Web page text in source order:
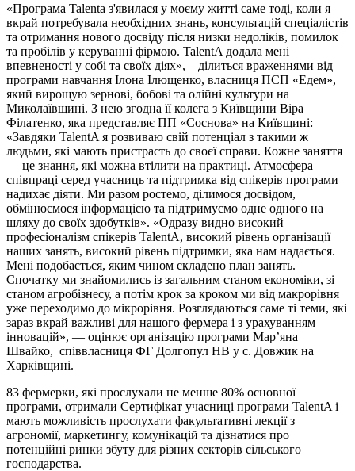
«Програма Talenta з'явилася у моєму житті саме тоді, коли я
вкрай потребувала необхідних знань, консультацій спеціалістів
та отримання нового досвіду після низки недоліків, помилок
та пробілів у керуванні фірмою. TalentA додала мені
впевненості у собі та своїх діях», – ділиться враженнями від
програми навчання Ілона Ілющенко, власниця ПСП «Едем»,
який вирощую зернові, бобові та олійні культури на
Миколаївщині. З нею згодна її колега з Київщини Віра
Філатенко, яка представляє ПП «Соснова» на Київщині:
«Завдяки TalentA я розвиваю свій потенціал з такими ж
людьми, які мають пристрасть до своєї справи. Кожне заняття
— це знання, які можна втілити на практиці. Атмосфера
співпраці серед учасниць та підтримка від спікерів програми
надихає діяти. Ми разом ростемо, ділимося досвідом,
обмінюємося інформацією та підтримуємо одне одного на
шляху до своїх здобутків». «Одразу видно високий
професіоналізм спікерів TalentA, високий рівень організації
наших занять, високий рівень підтримки, яка нам надається.
Мені подобається, яким чином складено план занять.
Спочатку ми знайомились із загальним станом економіки, зі
станом агробізнесу, а потім крок за кроком ми від макрорівня
уже переходимо до мікрорівня. Розглядаються саме ті теми, які
зараз вкрай важливі для нашого фермера і з урахуванням
інновацій», — оцінює організацію програми Марʼяна
Швайко, співвласниця ФГ Долгопул НВ у с. Довжик на
Харківщині.
83 фермерки, які прослухали не менше 80% основної
програми, отримали Сертифікат учасниці програми TalentA і
мають можливість прослухати факультативні лекції з
агрономії, маркетингу, комунікацій та дізнатися про
потенційні ринки збуту для різних секторів сільського
господарства.